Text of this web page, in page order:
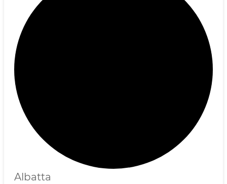
Albatta